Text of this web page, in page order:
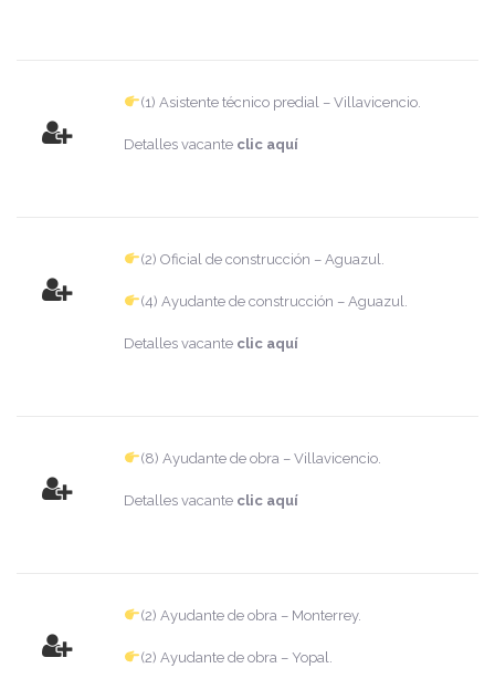
(1) Asistente técnico predial – Villavicencio.
Detalles vacante clic aquí
(2) Oficial de construcción – Aguazul.
(4) Ayudante de construcción – Aguazul.
Detalles vacante clic aquí
(8) Ayudante de obra – Villavicencio.
Detalles vacante clic aquí
(2) Ayudante de obra – Monterrey.
(2) Ayudante de obra – Yopal.